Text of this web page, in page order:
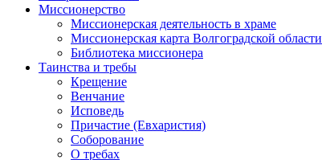
Миссионерство
Миссионерская деятельность в храме
Миссионерская карта Волгоградской области
Библиотека миссионера
Таинства и требы
Крещение
Венчание
Исповедь
Причастие (Евхаристия)
Соборование
О требах